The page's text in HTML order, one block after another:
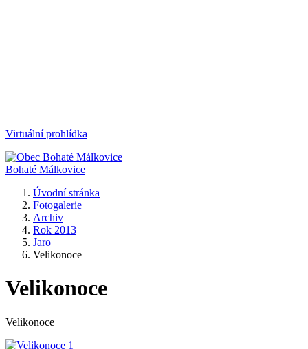
Virtuální prohlídka
Bohaté Málkovice
Úvodní stránka
Fotogalerie
Archiv
Rok 2013
Jaro
Velikonoce
Velikonoce
Velikonoce